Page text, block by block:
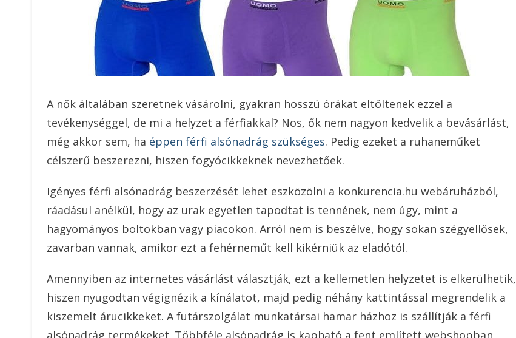
A nők általában szeretnek vásárolni, gyakran hosszú órákat eltöltenek ezzel a
tevékenységgel, de mi a helyzet a férfiakkal? Nos, ők nem nagyon kedvelik a bevásárlást,
még akkor sem, ha éppen férfi alsónadrág szükséges. Pedig ezeket a ruhaneműket
célszerű beszerezni, hiszen fogyócikkeknek nevezhetőek.
Igényes férfi alsónadrág beszerzését lehet eszközölni a konkurencia.hu webáruházból,
ráadásul anélkül, hogy az urak egyetlen tapodtat is tennének, nem úgy, mint a
hagyományos boltokban vagy piacokon. Arról nem is beszélve, hogy sokan szégyellősek,
zavarban vannak, amikor ezt a fehérneműt kell kikérniük az eladótól.
Amennyiben az internetes vásárlást választják, ezt a kellemetlen helyzetet is elkerülhetik,
hiszen nyugodtan végignézik a kínálatot, majd pedig néhány kattintással megrendelik a
kiszemelt árucikkeket. A futárszolgálat munkatársai hamar házhoz is szállítják a férfi
alsónadrág termékeket. Többféle alsónadrág is kapható a fent említett webshopban,